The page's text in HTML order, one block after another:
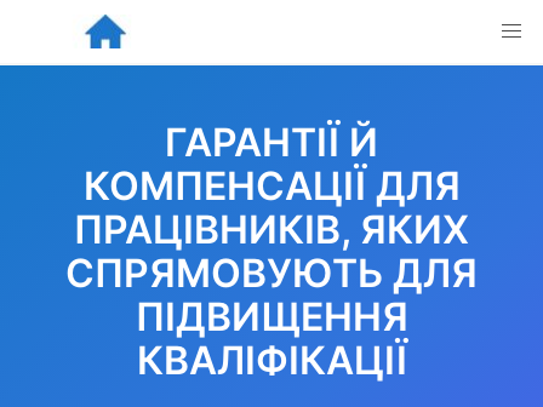
content
ГАРАНТІЇ Й
КОМПЕНСАЦІЇ ДЛЯ
ПРАЦІВНИКІВ, ЯКИХ
СПРЯМОВУЮТЬ ДЛЯ
ПІДВИЩЕННЯ
КВАЛІФІКАЦІЇ